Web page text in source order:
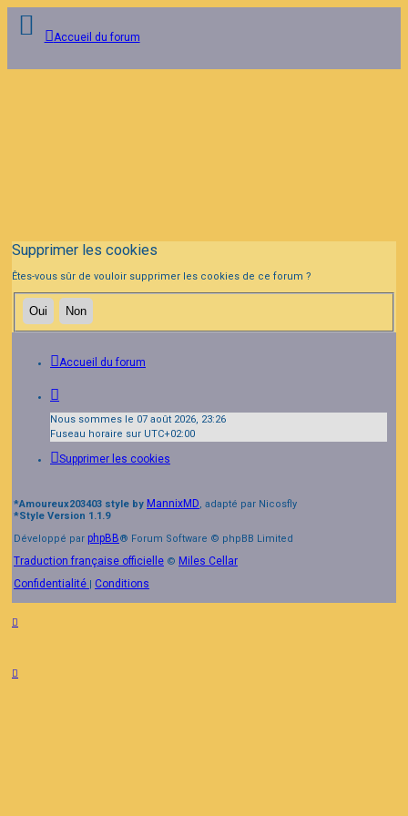
Accueil du forum
Supprimer les cookies
Êtes-vous sûr de vouloir supprimer les cookies de ce forum ?
Accueil du forum
Nous sommes le 07 août 2026, 23:26
Fuseau horaire sur UTC+02:00
Supprimer les cookies
*Amoureux203403 style by MannixMD, adapté par Nicosfly
*Style Version 1.1.9
Développé par phpBB® Forum Software © phpBB Limited
Traduction française officielle © Miles Cellar
Confidentialité
Conditions